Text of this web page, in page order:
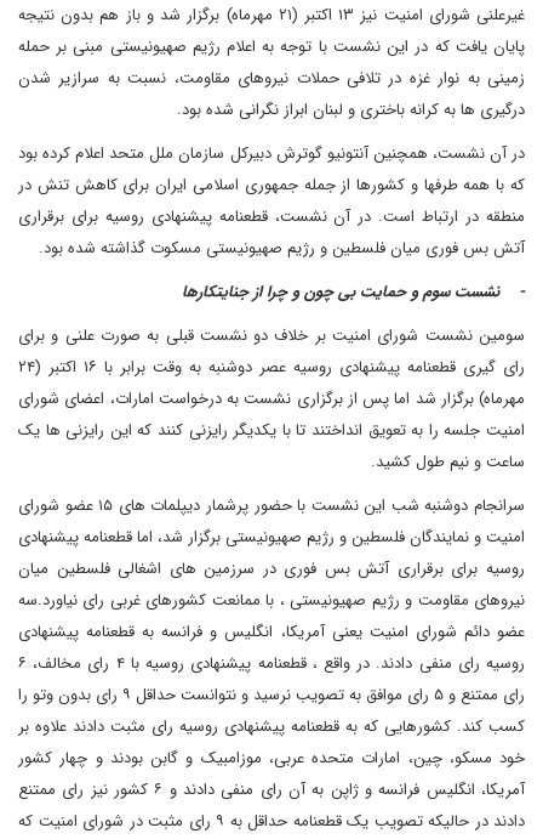
غیرعلنی شورای امنیت نیز ۱۳ اکتبر (۲۱ مهرماه) برگزار شد و باز هم بدون نتیجه
پایان یافت که در این نشست با توجه به اعلام رژیم صهیونیستی مبنی بر حمله
زمینی به نوار غزه در تلافی حملات نیروهای مقاومت، نسبت به سرازیر شدن
درگیری ها به کرانه باختری و لبنان ابراز نگرانی شده بود.
در آن نشست، همچنین آنتونیو گوترش دبیرکل سازمان ملل متحد اعلام کرده بود
که با همه طرفها و کشورها از جمله جمهوری اسلامی ایران برای کاهش تنش در
منطقه در ارتباط است. در آن نشست، قطعنامه پیشنهادی روسیه برای برقراری
آتش بس فوری میان فلسطین و رژیم صهیونیستی مسکوت گذاشته شده بود.
- نشست سوم و حمایت بی چون و چرا از جنایتکارها
سومین نشست شورای امنیت بر خلاف دو نشست قبلی به صورت علنی و برای
رای گیری قطعنامه پیشنهادی روسیه عصر دوشنبه به وقت برابر با ۱۶ اکتبر (۲۴
مهرماه) برگزار شد اما پس از برگزاری نشست به درخواست امارات، اعضای شورای
امنیت جلسه را به تعویق انداختند تا با یکدیگر رایزنی کنند که این رایزنی ها یک
ساعت و نیم طول کشید.
سرانجام دوشنبه شب این نشست با حضور پرشمار دیپلمات های ۱۵ عضو شورای
امنیت و نمایندگان فلسطین و رژیم صهیونیستی برگزار شد، اما قطعنامه پیشنهادی
روسیه برای برقراری آتش بس فوری در سرزمین های اشغالی فلسطین میان
نیروهای مقاومت و رژیم صهیونیستی ، با ممانعت کشورهای غربی رای نیاورد.سه
عضو دائم شورای امنیت یعنی آمریکا، انگلیس و فرانسه به قطعنامه پیشنهادی
روسیه رای منفی دادند. در واقع ، قطعنامه پیشنهادی روسیه با ۴ رای مخالف، ۶
رای ممتنع و ۵ رای موافق به تصویب نرسید و نتوانست حداقل ۹ رای بدون وتو را
کسب کند. کشورهایی که به قطعنامه پیشنهادی روسیه رای مثبت دادند علاوه بر
خود مسکو، چین، امارات متحده عربی، موزامبیک و گابن بودند و چهار کشور
آمریکا، انگلیس فرانسه و ژاپن به آن رای منفی دادند و ۶ کشور نیز رای ممتنع
دادند در حالیکه تصویب یک قطعنامه حداقل به ۹ رای مثبت در شورای امنیت که